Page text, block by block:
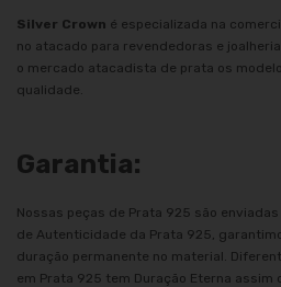
Silver Crown é especializada na
no atacado para revendedoras e
o mercado atacadista de prata os
qualidade.
Garantia:
Nossas peças de Prata 925 são
de Autenticidade da Prata 925,
duração permanente no material.
em Prata 925 tem Duração Eterna assim